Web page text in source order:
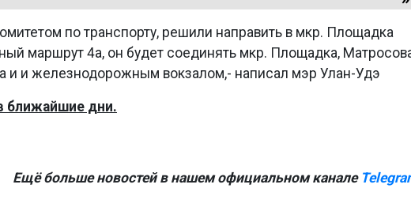
по транспорту, решили направить в мкр. Площадка
маршрут 4а, он будет соединять мкр. Площадка,
и и железнодорожным вокзалом,- написал мэр Улан-Удэ
ближайшие дни.
Ещё больше новостей в нашем официальном канале